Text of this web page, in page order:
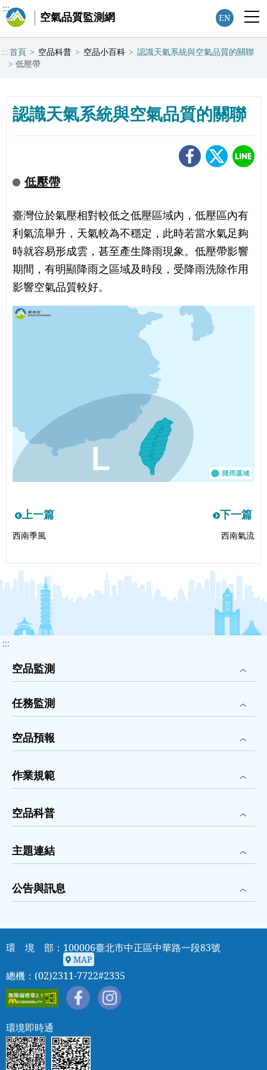
空氣品質監測網
:::
EN
::: 首頁 > 空品科普 > 空品小百科 > 認識天氣系統與空氣品質的關聯
> 低壓帶
認識天氣系統與空氣品質的關聯
低壓帶
臺灣位於氣壓相對較低之低壓區域內，低壓區內有
利氣流舉升，天氣較為不穩定，此時若當水氣足夠
時就容易形成雲，甚至產生降雨現象。低壓帶影響
期間，有明顯降雨之區域及時段，受降雨洗除作用
影響空氣品質較好。
上
篇
上一篇
西南季風
篇
下一篇
西南氣流
:::
空品監測
任務監測
空品預報
作業規範
空品科普
主題連結
公告與訊息
環 境 部：100006臺北市中正區中華路一段83號
MAP
MAP
總機：(02)2311-7722#2335
環境即時通